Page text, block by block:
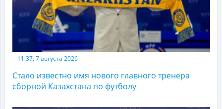
11:37, 7 августа 2026
Стало известно имя нового главного тренера
сборной Казахстана по футболу